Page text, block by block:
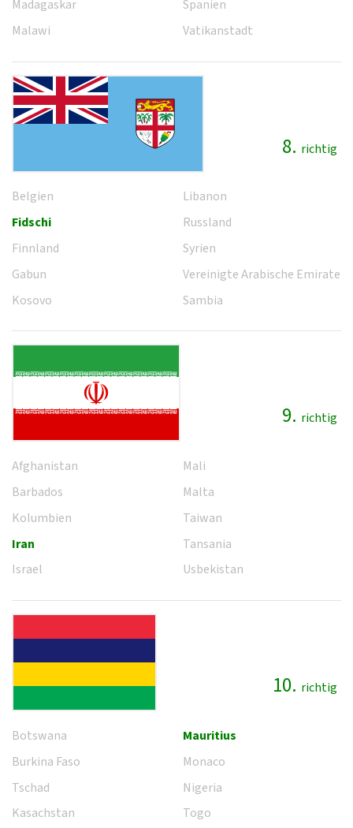
Madagaskar
Malawi
Spanien
Vatikanstadt
8. richtig
Belgien
Fidschi
Finnland
Gabun
Kosovo
Libanon
Russland
Syrien
Vereinigte Arabische Emirate
Sambia
9. richtig
Afghanistan
Barbados
Kolumbien
Iran
Israel
Mali
Malta
Taiwan
Tansania
Usbekistan
10. richtig
Botswana
Burkina Faso
Tschad
Kasachstan
Mauritius
Monaco
Nigeria
Togo